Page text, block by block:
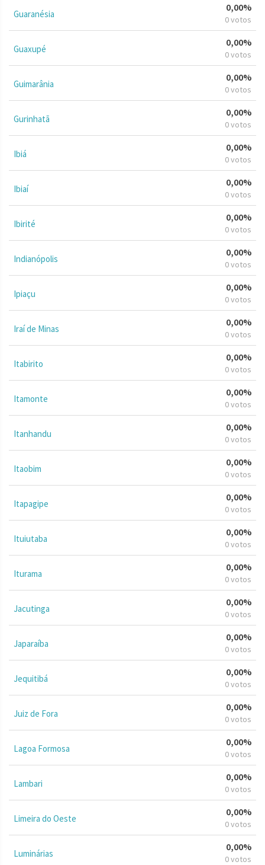
Guaranésia
0,00%
0 votos
Guaxupé
0,00%
0 votos
Guimarânia
0,00%
0 votos
Gurinhatã
0,00%
0 votos
Ibiá
0,00%
0 votos
Ibiaí
0,00%
0 votos
Ibirité
0,00%
0 votos
Indianópolis
0,00%
0 votos
Ipiaçu
0,00%
0 votos
Iraí de Minas
0,00%
0 votos
Itabirito
0,00%
0 votos
Itamonte
0,00%
0 votos
Itanhandu
0,00%
0 votos
Itaobim
0,00%
0 votos
Itapagipe
0,00%
0 votos
Ituiutaba
0,00%
0 votos
Iturama
0,00%
0 votos
Jacutinga
0,00%
0 votos
Japaraíba
0,00%
0 votos
Jequitibá
0,00%
0 votos
Juiz de Fora
0,00%
0 votos
Lagoa Formosa
0,00%
0 votos
Lambari
0,00%
0 votos
Limeira do Oeste
0,00%
0 votos
Luminárias
0,00%
0 votos